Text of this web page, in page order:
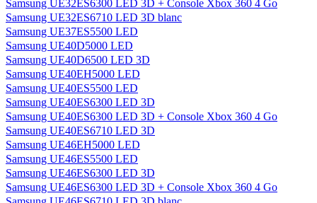
Samsung UE32ES6300 LED 3D + Console Xbox 360 4 Go
Samsung UE32ES6710 LED 3D blanc
Samsung UE37ES5500 LED
Samsung UE40D5000 LED
Samsung UE40D6500 LED 3D
Samsung UE40EH5000 LED
Samsung UE40ES5500 LED
Samsung UE40ES6300 LED 3D
Samsung UE40ES6300 LED 3D + Console Xbox 360 4 Go
Samsung UE40ES6710 LED 3D
Samsung UE46EH5000 LED
Samsung UE46ES5500 LED
Samsung UE46ES6300 LED 3D
Samsung UE46ES6300 LED 3D + Console Xbox 360 4 Go